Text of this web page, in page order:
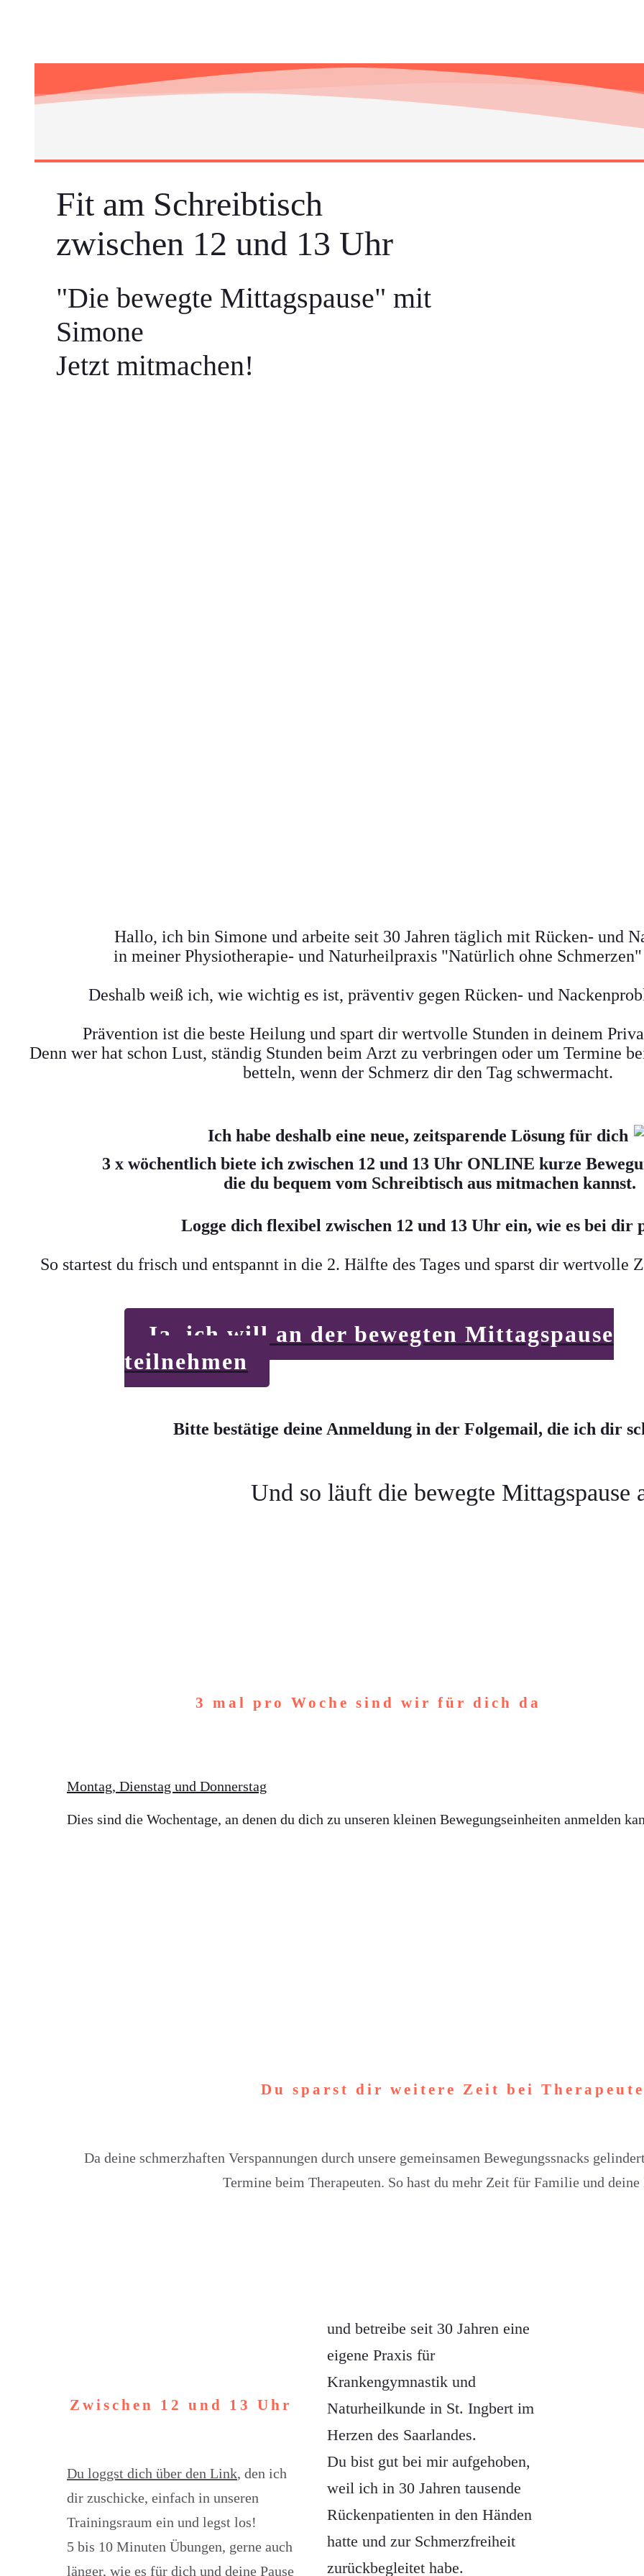
Fit am Schreibtisch
zwischen 12 und 13 Uhr
"Die bewegte Mittagspause" mit
Simone
Jetzt mitmachen!
Hallo, ich bin Simone und arbeite seit 30 Jahren täglich mit Rücken- und
in meiner Physiotherapie- und Naturheilpraxis "Natürlich ohne
Deshalb weiß ich, wie wichtig es ist, präventiv gegen Rücken- und
Prävention ist die beste Heilung und spart dir wertvolle Stunden in deinem
Denn wer hat schon Lust, ständig Stunden beim Arzt zu verbringen oder um Termine
betteln, wenn der Schmerz dir den Tag schwermacht.
Ich habe deshalb eine neue, zeitsparende Lösung für dich
3 x wöchentlich biete ich zwischen 12 und 13 Uhr ONLINE kurze
die du bequem vom Schreibtisch aus mitmachen kannst.
Logge dich flexibel zwischen 12 und 13 Uhr ein, wie es bei dir
So startest du frisch und entspannt in die 2. Hälfte des Tages und sparst dir wertvolle
Ja, ich will an der bewegten Mittagspause
teilnehmen
Bitte bestätige deine Anmeldung in der Folgemail, die ich dir
Und so läuft die bewegte Mittagspause
3 mal pro Woche sind wir für dich da
Montag, Dienstag und Donnerstag
Dies sind die Wochentage, an denen du dich zu unseren kleinen Bewegungseinheiten anmelden
Du sparst dir weitere Zeit bei
Da deine schmerzhaften Verspannungen durch unsere gemeinsamen Bewegungssnacks
Termine beim Therapeuten. So hast du mehr Zeit für Familie und deine
Zwischen 12 und 13 Uhr
Du loggst dich über den Link, den ich
dir zuschicke, einfach in unseren
Trainingsraum ein und legst los!
5 bis 10 Minuten Übungen, gerne auch
länger, wie es für dich und deine Pause
und betreibe seit 30 Jahren eine
eigene Praxis für
Krankengymnastik und
Naturheilkunde in St. Ingbert im
Herzen des Saarlandes.
Du bist gut bei mir aufgehoben,
weil ich in 30 Jahren tausende
Rückenpatienten in den Händen
hatte und zur Schmerzfreiheit
zurückbegleitet habe.